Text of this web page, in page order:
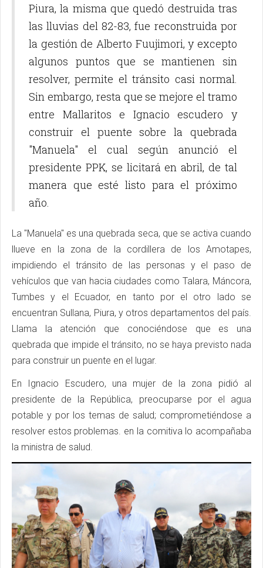
Piura, la misma que quedó destruida tras
las lluvias del 82-83, fue reconstruida por
la gestión de Alberto Fuujimori, y excepto
algunos puntos que se mantienen sin
resolver, permite el tránsito casi normal.
Sin embargo, resta que se mejore el tramo
entre Mallaritos e Ignacio escudero y
construir el puente sobre la quebrada
"Manuela" el cual según anunció el
presidente PPK, se licitará en abril, de tal
manera que esté listo para el próximo
año.
La "Manuela" es una quebrada seca, que se activa cuando
llueve en la zona de la cordillera de los Amotapes,
impidiendo el tránsito de las personas y el paso de
vehículos que van hacia ciudades como Talara, Máncora,
Tumbes y el Ecuador, en tanto por el otro lado se
encuentran Sullana, Piura, y otros departamentos del país.
Llama la atención que conociéndose que es una
quebrada que impide el tránsito, no se haya previsto nada
para construir un puente en el lugar.
En Ignacio Escudero, una mujer de la zona pidió al
presidente de la República, preocuparse por el agua
potable y por los temas de salud; comprometiéndose a
resolver estos problemas. en la comitiva lo acompañaba
la ministra de salud.